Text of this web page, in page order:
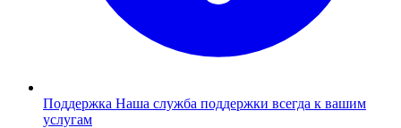
Поддержка Наша служба поддержки всегда к вашим
услугам